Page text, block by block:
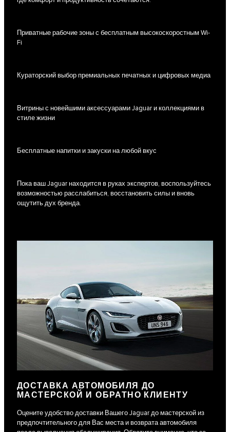
Приватные рабочие зоны с бесплатным высокоскоростным Wi-
Fi
Кураторский выбор премиальных печатных и цифровых медиа
Витрины с новейшими аксессуарами Jaguar и коллекциями в
стиле жизни
Бесплатные напитки и закуски на любой вкус
Пока ваш Jaguar находится в руках экспертов, воспользуйтесь
возможностью расслабиться, восстановить силы и вновь
ощутить дух бренда.
ДОСТАВКА АВТОМОБИЛЯ ДО
МАСТЕРСКОЙ И ОБРАТНО КЛИЕНТУ
Оцените удобство доставки Вашего Jaguar до мастерской из
предпочтительного для Вас места и возврата автомобиля